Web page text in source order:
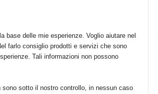
base delle mie esperienze. Voglio aiutare nel
farlo consiglio prodotti e servizi che sono
Tali informazioni non possono
sotto il nostro controllo, in nessun caso